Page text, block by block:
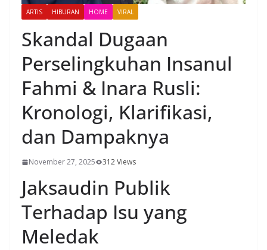
ARTIS HIBURAN HOME VIRAL
Skandal Dugaan
Perselingkuhan Insanul
Fahmi & Inara Rusli:
Kronologi, Klarifikasi,
dan Dampaknya
November 27, 2025 312 Views
Jaksaudin Publik
Terhadap Isu yang
Meledak